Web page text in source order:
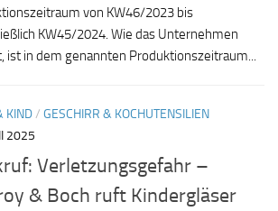
von KW46/2023 bis
KW45/2024. Wie das Unternehmen
ist in dem genannten Produktionszeitraum...
KIND/ GESCHIRR & KOCHUTENSILIEN
2025
Verletzungsgefahr –
& Boch ruft Kindergläser